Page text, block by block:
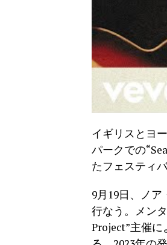
イギリスとヨ
パークでの
たフェスティ
9月19日、ノ
行なう。メン
Project”主催